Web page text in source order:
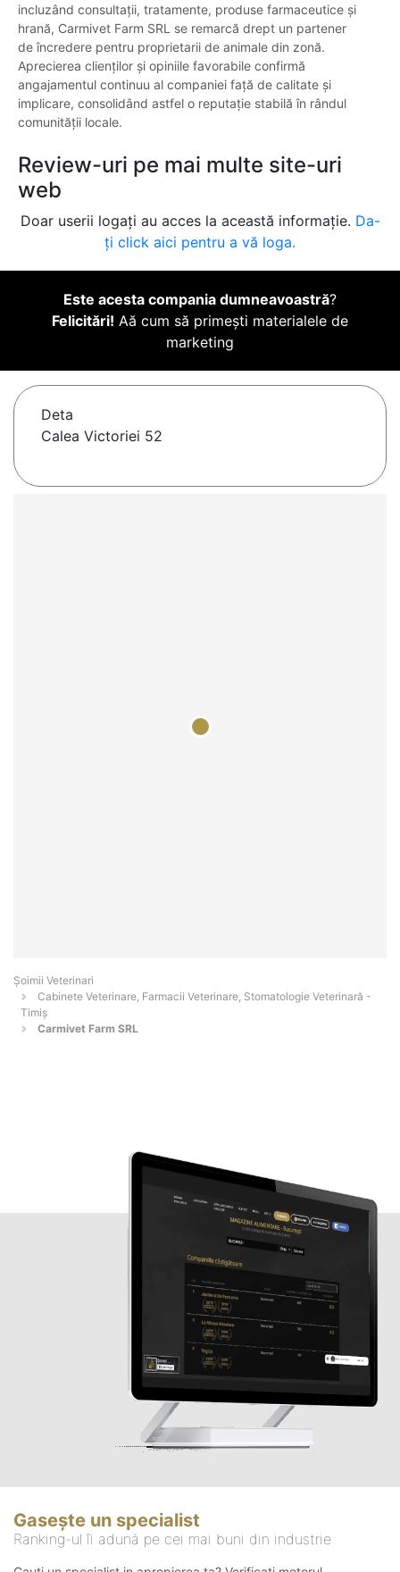
incluzând consultații, tratamente, produse farmaceutice și
hrană, Carmivet Farm SRL se remarcă drept un partener
de încredere pentru proprietarii de animale din zonă.
Aprecierea clienților și opiniile favorabile confirmă
angajamentul continuu al companiei față de calitate și
implicare, consolidând astfel o reputație stabilă în rândul
comunității locale.
Review-uri pe mai multe site-uri
web
Doar userii logați au acces la această informație. Da-
ți click aici pentru a vă loga.
Este acesta compania dumneavoastră?
Felicitări! Aă cum să primești materialele de
marketing
Deta
Calea Victoriei 52
Șoimii Veterinari
Cabinete Veterinare, Farmacii Veterinare, Stomatologie Veterinară -
Timiş
Carmivet Farm SRL
Gasește un specialist
Ranking-ul îi adună pe cei mai buni din industrie